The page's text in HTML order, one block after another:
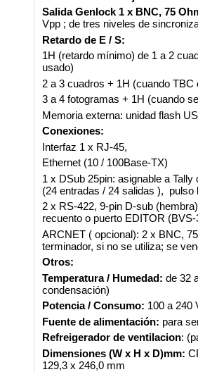
Salida Genlock 1 x BNC, 75
Vpp ; de tres niveles de
Retardo de E / S:
1H (retardo mínimo) de 1 a 2
usado)
2 a 3 cuadros + 1H (cuando
3 a 4 fotogramas + 1H (cuando
Memoria externa: unidad flash
Conexiones:
Interfaz 1 x RJ-45,
Ethernet (10 / 100Base-TX)
1 x DSub 25pin: asignable a
(24 entradas / 24 salidas ), pulso
2 x RS-422, 9-pin D-sub
recuento o puerto EDITOR
ARCNET ( opcional): 2 x BNC,
terminador, si no se utiliza; se
Otros:
Temperatura / Humedad: de 32
condensación)
Potencia / Consumo: 100 a 240
Fuente de alimentación: para
Refreigerador de ventilacion:
Dimensiones (W x H x D)mm:
129,3 x 246,0 mm